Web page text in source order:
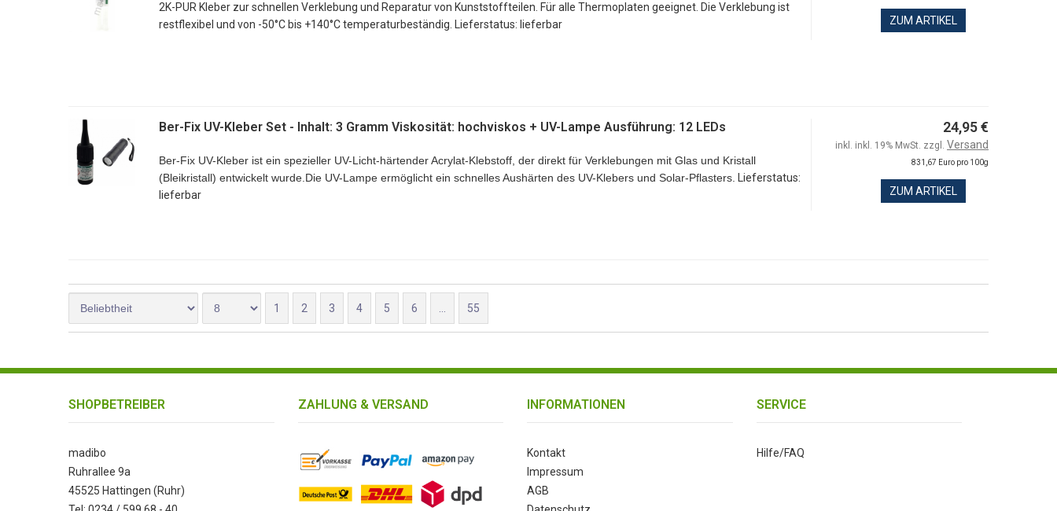
Mechanisch bearbeitbar
Anwendungen über Kopf und an vertikalen Stellen
Mischverhältnis: 4:1
Spaltfüllvermögen 6 mm
Temperaturbeständigkeit: -40°C bis +80°C, kurzzeitig bis +120°C
Bruchdehnung 200%
2K-PUR Kleber zur schnellen Verklebung und Reparatur von Kunststoffteilen. Für alle Thermoplaten geeignet. Die Verklebung ist
restflexibel und von -50°C bis +140°C temperaturbeständig.
Lieferstatus: lieferbar ZUM ARTIKEL
Ber-Fix UV-Kleber Set - Inhalt: 3 Gramm Viskosität: hochviskos + UV-Lampe Ausführung: 12 LEDs
Ber-Fix UV-Kleber ist ein spezieller UV-Licht-härtender Acrylat-Klebstoff, der direkt für Verklebungen mit Glas und Kristall
(Bleikristall) entwickelt wurde. Die UV-Lampe ermöglicht ein schnelles Aushärten des UV-Klebers und Solar-Pflasters.
Lieferstatus:
lieferbar
24,95 €
inkl. inkl. 19% MwSt. zzgl. Versand
831,67 Euro pro 100g
ZUM ARTIKEL
1 2 3 4 5 6 55
SHOPBETREIBER
madibo
Ruhrallee 9a
45525 Hattingen (Ruhr)
ZAHLUNG & VERSAND INFORMATIONEN
Kontakt
Impressum
AGB
SERVICE
Hilfe/FAQ